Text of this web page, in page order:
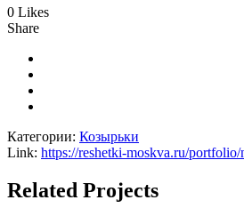
0 Likes
Share
Категории: Козырьки
Link: https://reshetki-moskva.ru/
Related Projects